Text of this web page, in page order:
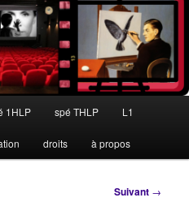
1HLP spé THLP L1
droits à propos
Suivant →